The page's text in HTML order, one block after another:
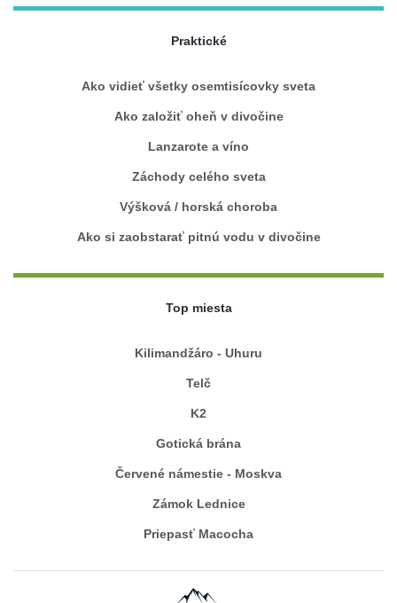
Praktické
Ako vidieť všetky osemtisícovky sveta
Ako založiť oheň v divočine
Lanzarote a víno
Záchody celého sveta
Výšková / horská choroba
Ako si zaobstarať pitnú vodu v divočine
Top miesta
Kilimandžáro - Uhuru
Telč
K2
Gotická brána
Červené námestie - Moskva
Zámok Lednice
Priepasť Macocha